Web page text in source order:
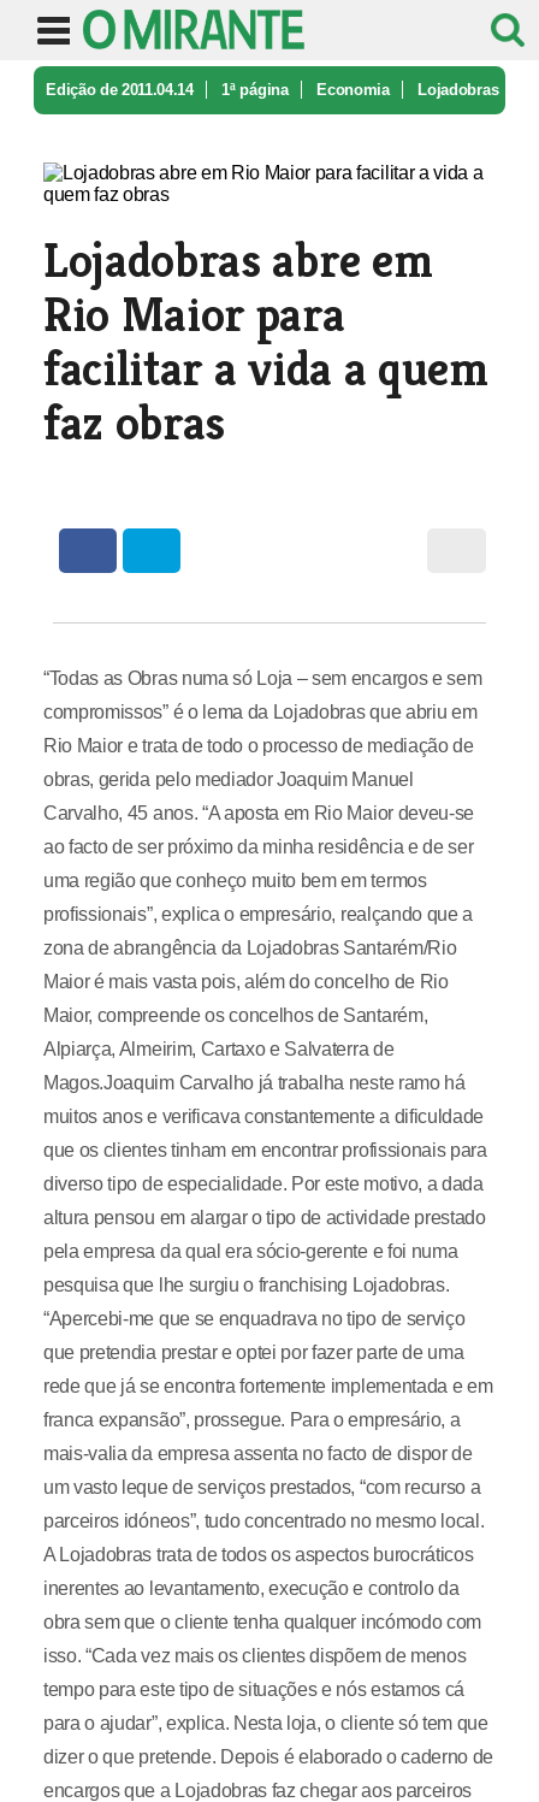
Edição de 2011.04.14 1ª página Economia Lojadobras
Lojadobras abre em
Rio Maior para
facilitar a vida a quem
faz obras
“Todas as Obras numa só Loja – sem encargos e sem
compromissos” é o lema da Lojadobras que abriu em
Rio Maior e trata de todo o processo de mediação de
obras, gerida pelo mediador Joaquim Manuel
Carvalho, 45 anos. “A aposta em Rio Maior deveu-se
ao facto de ser próximo da minha residência e de ser
uma região que conheço muito bem em termos
profissionais”, explica o empresário, realçando que a
zona de abrangência da Lojadobras Santarém/Rio
Maior é mais vasta pois, além do concelho de Rio
Maior, compreende os concelhos de Santarém,
Alpiarça, Almeirim, Cartaxo e Salvaterra de
Magos.Joaquim Carvalho já trabalha neste ramo há
muitos anos e verificava constantemente a dificuldade
que os clientes tinham em encontrar profissionais para
diverso tipo de especialidade. Por este motivo, a dada
altura pensou em alargar o tipo de actividade prestado
pela empresa da qual era sócio-gerente e foi numa
pesquisa que lhe surgiu o franchising Lojadobras.
“Apercebi-me que se enquadrava no tipo de serviço
que pretendia prestar e optei por fazer parte de uma
rede que já se encontra fortemente implementada e em
franca expansão”, prossegue. Para o empresário, a
mais-valia da empresa assenta no facto de dispor de
um vasto leque de serviços prestados, “com recurso a
parceiros idóneos”, tudo concentrado no mesmo local.
A Lojadobras trata de todos os aspectos burocráticos
inerentes ao levantamento, execução e controlo da
obra sem que o cliente tenha qualquer incómodo com
isso. “Cada vez mais os clientes dispõem de menos
tempo para este tipo de situações e nós estamos cá
para o ajudar”, explica. Nesta loja, o cliente só tem que
dizer o que pretende. Depois é elaborado o caderno de
encargos que a Lojadobras faz chegar aos parceiros